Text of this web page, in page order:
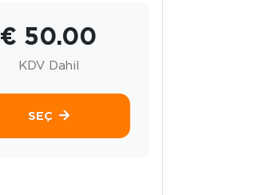
€ 50.00
KDV Dahil
SEÇ